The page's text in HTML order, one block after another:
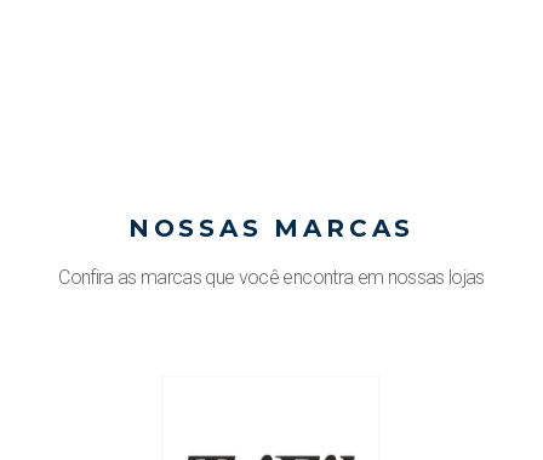
NOSSAS MARCAS
Confira as marcas que você encontra em nossas lojas